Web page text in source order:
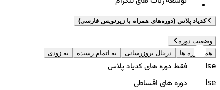
کدیاد پلاس (دوره‌های همراه با زیرنویس فارسی)
وضعیت دوره
همه دوره ها
درحال بروزرسانی به اتمام رسیده به زودی
false فقط دوره های کدیاد پلاس
false دوره های اقساطی